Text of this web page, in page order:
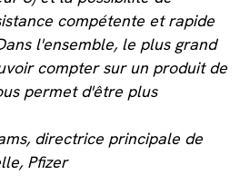
compétente et rapide
l'ensemble, le plus grand
compter sur un produit de
permet d'être plus
directrice principale de
Pfizer